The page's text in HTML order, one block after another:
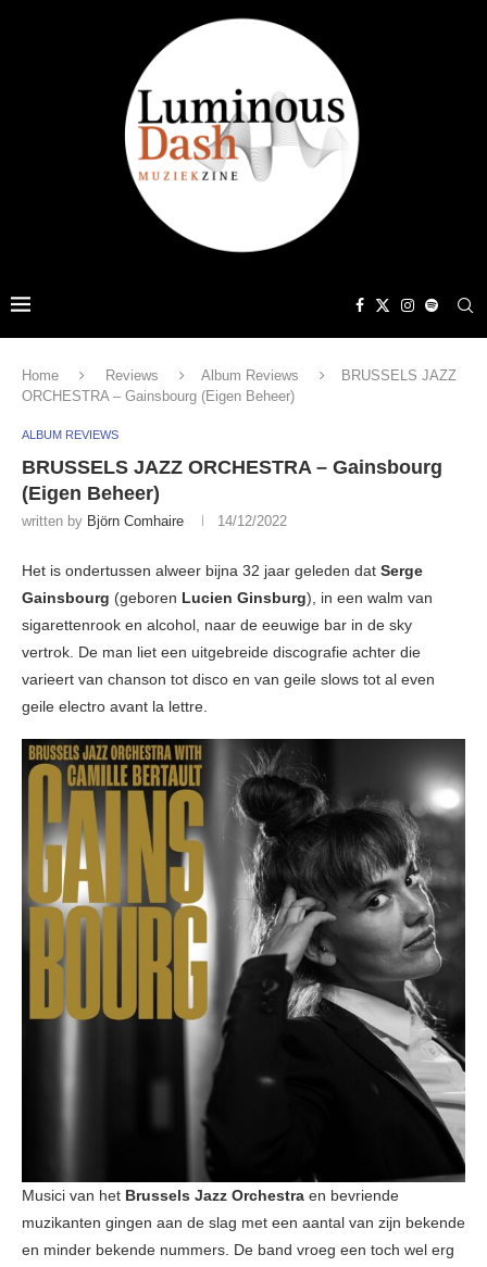
Home Reviews Album Reviews
BRUSSELS JAZZ
ORCHESTRA – Gainsbourg (Eigen Beheer)
ALBUM REVIEWS
BRUSSELS JAZZ ORCHESTRA – Gainsbourg
(Eigen Beheer)
written by Björn Comhaire 14/12/2022
Het is ondertussen alweer bijna 32 jaar geleden dat Serge
Gainsbourg (geboren Lucien Ginsburg), in een walm van
sigarettenrook en alcohol, naar de eeuwige bar in de sky
vertrok. De man liet een uitgebreide discografie achter die
varieert van chanson tot disco en van geile slows tot al even
geile electro avant la lettre.
Musici van het Brussels Jazz Orchestra en bevriende
muzikanten gingen aan de slag met een aantal van zijn bekende
en minder bekende nummers. De band vroeg een toch wel erg